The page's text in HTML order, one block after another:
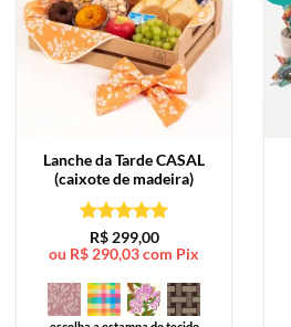
Lanche da TardeCASAL
(caixote de madeira)
Avaliação5
de 5
R$299,00
ou R$ 290,03com Pix